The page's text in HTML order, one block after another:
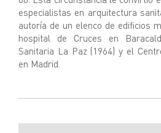
especialistas en arquitectura
autoría de un elenco de edificios
hospital de Cruces en
Sanitaria La Paz (1964) y el
en Madrid.